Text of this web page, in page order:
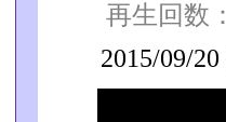
再生回
2015/09/